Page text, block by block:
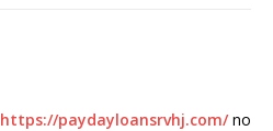
https://paydayloansrvhj.com/no